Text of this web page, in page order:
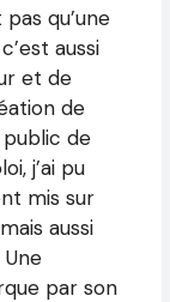
qu’une
aussi
et de
de
public de
j’ai pu
mis sur
aussi
par son